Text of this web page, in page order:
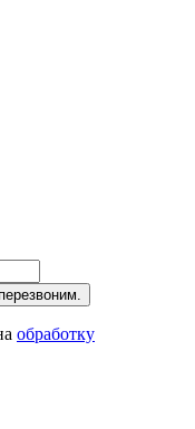
обработку